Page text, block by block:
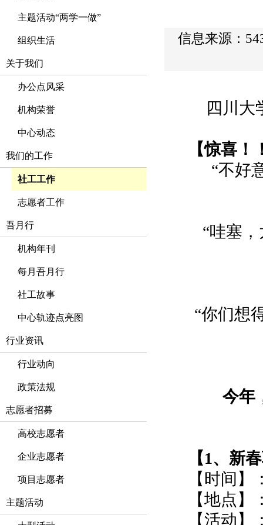
主题活动“两学一做”
组织生活
关于我们
办公点风采
机构荣誉
中心动态
我们的工作
社工工作
志愿者工作
吾月行
机构年刊
每月吾月行
社工故事
中心轨迹点亮图
行业资讯
行业动向
政策法规
志愿者招募
高校志愿者
企业志愿者
项目志愿者
主题活动
信息来源：
四川大
【惊喜！
“不好
“哇塞
“你们想
今年
【1、新
【时间】
【地点
【活动